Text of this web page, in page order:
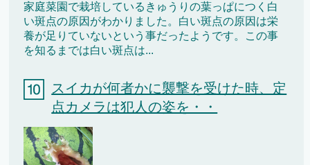
家庭菜園で栽培しているきゅうりの葉っぱにつく白
い斑点の原因がわかりました。白い斑点の原因は栄
養が足りていないという事だったようです。この事
を知るまでは白い斑点は...
スイカが何者かに襲撃を受けた時、定
点カメラは犯人の姿を・・